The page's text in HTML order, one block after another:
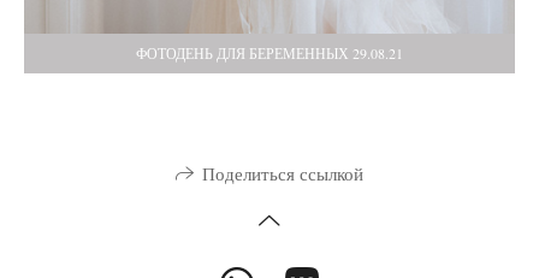
ФОТОДЕНЬ ДЛЯ БЕРЕМЕННЫХ 29.08.21
Поделиться ссылкой